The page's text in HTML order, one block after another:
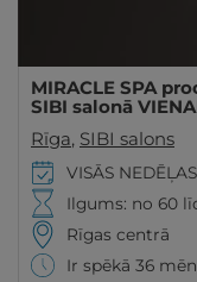
MIRACLE SPA
SIBI salonā
Rīga, SIBI salons
VISĀS
Ilgums: no 60
Rīgas centrā
Ir spēkā 36